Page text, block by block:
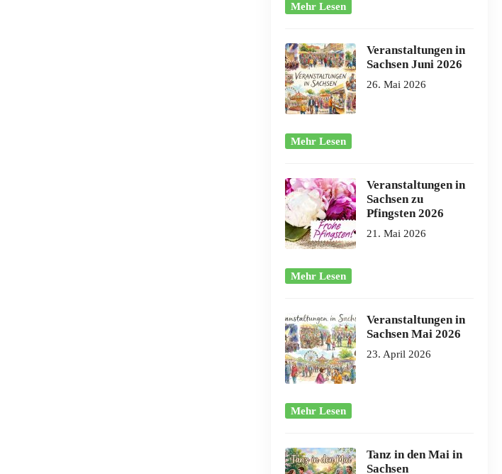
Mehr Lesen
Veranstaltungen in
Sachsen Juni 2026
26. Mai 2026
Mehr Lesen
Veranstaltungen in
Sachsen zu
Pfingsten 2026
21. Mai 2026
Mehr Lesen
Veranstaltungen in
Sachsen Mai 2026
23. April 2026
Mehr Lesen
Tanz in den Mai in
Sachsen